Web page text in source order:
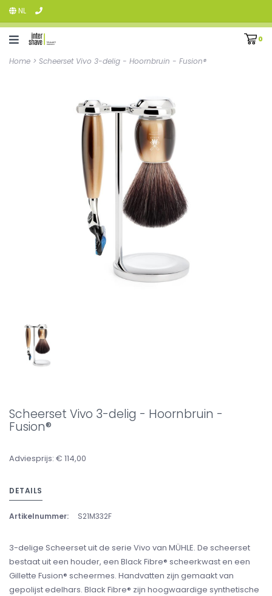
NL
0
Home > Scheerset Vivo 3-delig - Hoornbruin - Fusion®
Scheerset Vivo 3-delig - Hoornbruin -
Fusion®
Adviesprijs: € 114,00
DETAILS
Artikelnummer: S21M332F
3-delige Scheerset uit de serie Vivo van MÜHLE. De scheerset
bestaat uit een houder, een Black Fibre® scheerkwast en een
Gillette Fusion® scheermes. Handvatten zijn gemaakt van
gepolijst edelhars. Black Fibre® zijn hoogwaardige synthetische